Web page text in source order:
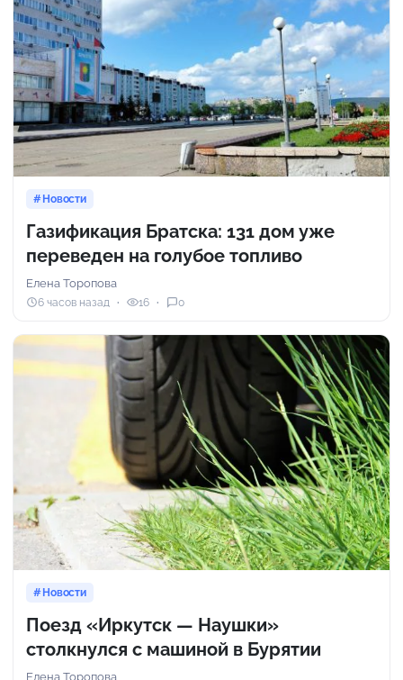
Новости
Газификация Братска: 131 дом уже
переведен на голубое топливо
Елена Торопова
6 часов назад 16 0
Новости
Поезд «Иркутск — Наушки»
столкнулся с машиной в Бурятии
Елена Торопова